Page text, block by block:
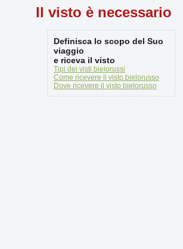
Il visto è necessario
Definisca lo scopo del Suo
viaggio
e riceva il visto
Tipi dei visti bielorussi
Come ricevere il visto bielorusso
Dove ricevere il visto bielorusso